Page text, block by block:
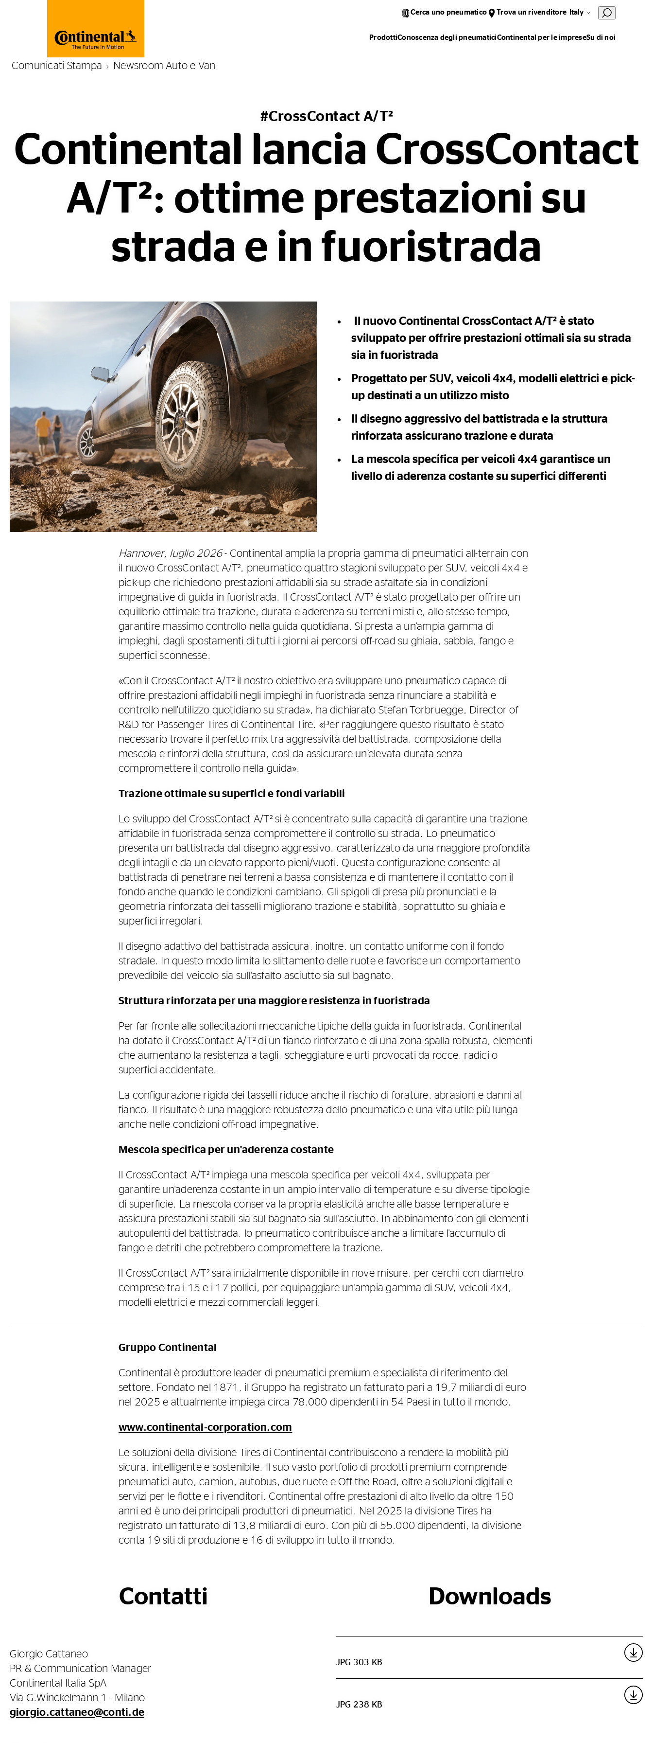
Cerca uno pneumatico Trova un rivenditore Italy
ProdottiConoscenza degli pneumaticiContinental per le impreseSu di noi
Comunicati Stampa Newsroom Auto e Van
#CrossContact A/T²
Continental lancia CrossContact
A/T²: ottime prestazioni su
strada e in fuoristrada
Il nuovo Continental CrossContact A/T² è stato
sviluppato per offrire prestazioni ottimali sia su strada
sia in fuoristrada
Progettato per SUV, veicoli 4x4, modelli elettrici e pick-
up destinati a un utilizzo misto
Il disegno aggressivo del battistrada e la struttura
rinforzata assicurano trazione e durata
La mescola specifica per veicoli 4x4 garantisce un
livello di aderenza costante su superfici differenti
Hannover, luglio 2026- Continental amplia la propria gamma di pneumatici all-terrain con
il nuovo CrossContact A/T², pneumatico quattro stagioni sviluppato per SUV, veicoli 4x4 e
pick-up che richiedono prestazioni affidabili sia su strade asfaltate sia in condizioni
impegnative di guida in fuoristrada. Il CrossContact A/T² è stato progettato per offrire un
equilibrio ottimale tra trazione, durata e aderenza su terreni misti e, allo stesso tempo,
garantire massimo controllo nella guida quotidiana. Si presta a un’ampia gamma di
impieghi, dagli spostamenti di tutti i giorni ai percorsi off-road su ghiaia, sabbia, fango e
superfici sconnesse.
«Con il CrossContact A/T² il nostro obiettivo era sviluppare uno pneumatico capace di
offrire prestazioni affidabili negli impieghi in fuoristrada senza rinunciare a stabilità e
controllo nell'utilizzo quotidiano su strada», ha dichiarato Stefan Torbruegge, Director of
R&D for Passenger Tires di Continental Tire. «Per raggiungere questo risultato è stato
necessario trovare il perfetto mix tra aggressività del battistrada, composizione della
mescola e rinforzi della struttura, così da assicurare un’elevata durata senza
compromettere il controllo nella guida».
Trazione ottimale su superfici e fondi variabili
Lo sviluppo del CrossContact A/T² si è concentrato sulla capacità di garantire una trazione
affidabile in fuoristrada senza compromettere il controllo su strada. Lo pneumatico
presenta un battistrada dal disegno aggressivo, caratterizzato da una maggiore profondità
degli intagli e da un elevato rapporto pieni/vuoti. Questa configurazione consente al
battistrada di penetrare nei terreni a bassa consistenza e di mantenere il contatto con il
fondo anche quando le condizioni cambiano. Gli spigoli di presa più pronunciati e la
geometria rinforzata dei tasselli migliorano trazione e stabilità, soprattutto su ghiaia e
superfici irregolari.
Il disegno adattivo del battistrada assicura, inoltre, un contatto uniforme con il fondo
stradale. In questo modo limita lo slittamento delle ruote e favorisce un comportamento
prevedibile del veicolo sia sull'asfalto asciutto sia sul bagnato.
Struttura rinforzata per una maggiore resistenza in fuoristrada
Per far fronte alle sollecitazioni meccaniche tipiche della guida in fuoristrada, Continental
ha dotato il CrossContact A/T² di un fianco rinforzato e di una zona spalla robusta, elementi
che aumentano la resistenza a tagli, scheggiature e urti provocati da rocce, radici o
superfici accidentate.
La configurazione rigida dei tasselli riduce anche il rischio di forature, abrasioni e danni al
fianco. Il risultato è una maggiore robustezza dello pneumatico e una vita utile più lunga
anche nelle condizioni off-road impegnative.
Mescola specifica per un'aderenza costante
Il CrossContact A/T² impiega una mescola specifica per veicoli 4x4, sviluppata per
garantire un'aderenza costante in un ampio intervallo di temperature e su diverse tipologie
di superficie. La mescola conserva la propria elasticità anche alle basse temperature e
assicura prestazioni stabili sia sul bagnato sia sull'asciutto. In abbinamento con gli elementi
autopulenti del battistrada, lo pneumatico contribuisce anche a limitare l'accumulo di
fango e detriti che potrebbero compromettere la trazione.
Il CrossContact A/T² sarà inizialmente disponibile in nove misure, per cerchi con diametro
compreso tra i 15 e i 17 pollici, per equipaggiare un'ampia gamma di SUV, veicoli 4x4,
modelli elettrici e mezzi commerciali leggeri.
Gruppo Continental
Continental è produttore leader di pneumatici premium e specialista di riferimento del
settore. Fondato nel 1871, il Gruppo ha registrato un fatturato pari a 19,7 miliardi di euro
nel 2025 e attualmente impiega circa 78.000 dipendenti in 54 Paesi in tutto il mondo.
www.continental-corporation.com
Le soluzioni della divisione Tires di Continental contribuiscono a rendere la mobilità più
sicura, intelligente e sostenibile. Il suo vasto portfolio di prodotti premium comprende
pneumatici auto, camion, autobus, due ruote e Off the Road, oltre a soluzioni digitali e
servizi per le flotte e i rivenditori. Continental offre prestazioni di alto livello da oltre 150
anni ed è uno dei principali produttori di pneumatici. Nel 2025 la divisione Tires ha
registrato un fatturato di 13,8 miliardi di euro. Con più di 55.000 dipendenti, la divisione
conta 19 siti di produzione e 16 di sviluppo in tutto il mondo.
Contatti
Giorgio Cattaneo
PR & Communication Manager
Continental Italia SpA
Via G.Winckelmann 1 - Milano
giorgio.cattaneo@conti.de
Downloads
JPG 303 KB
JPG 238 KB